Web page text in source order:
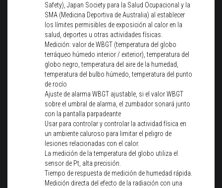
Safety), Japan Society para la Salud Ocupacional y la
SMA (Medicina Deportiva de Australia) al establecer
los límites permisibles de exposición al calor en la
salud, deportes u otras actividades físicas.
Medición: valor de WBGT (temperatura del globo
terráqueo húmedo interior / exterior), temperatura del
globo negro, temperatura del aire de la humedad,
temperatura del bulbo húmedo, temperatura del punto
de rocío
Ajuste de alarma WBGT ajustable, si el valor WBGT
sobre el umbral de alarma, el zumbador sonará junto
con la pantalla parpadeante
Usar para controlar y controlar la actividad física en
un ambiente caluroso para limitar el peligro de
lesiones relacionadas con el calor.
La medición de la temperatura del globo utiliza el
sensor de Pt, alta precisión.
Tiempo de respuesta de medición de humedad rápida.
Medición directa del efecto de la radiación con una